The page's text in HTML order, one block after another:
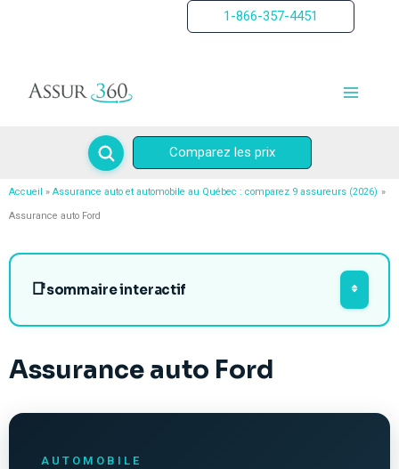
1-866-357-4451
Comparez les prix
Accueil Assurance auto et automobile au Québec : comparez 9 assureurs (2026)
Assurance auto Ford
sommaire interactif
Assurance auto Ford
AUTOMOBILE